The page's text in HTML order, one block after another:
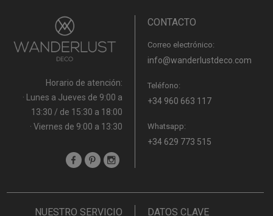
Horario de atención:
· Lunes a Jueves de 9:00 a
13:30 / de 15:30 a 18:00
· Viernes de 9:00 a 13:30
CONTACTO
Correo electrónico:
info@wanderlustdeco.com
Teléfono:
+34 960 663 117
Whatsapp:
+34 629 773 515
NUESTRO SERVICIO DATOS CLAVE